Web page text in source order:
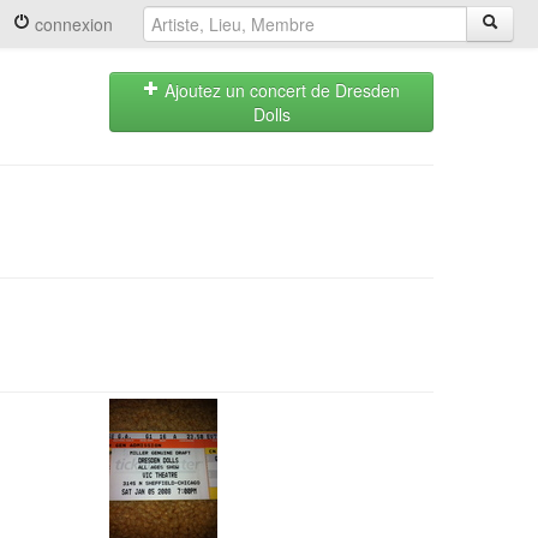
connexion
Ajoutez un concert de Dresden
Dolls